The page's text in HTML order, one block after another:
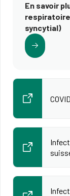
En savoir
syncytial)